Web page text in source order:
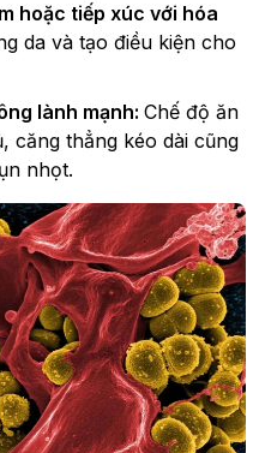
hoặc tiếp xúc với hóa
da và tạo điều kiện cho
lành mạnh: Chế độ ăn
căng thẳng kéo dài cũng
nhọt.